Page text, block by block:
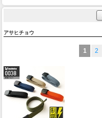
アサヒチョウ
1 2